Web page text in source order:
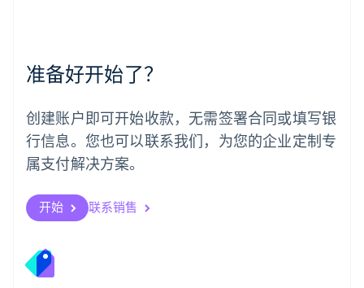
准备好开始了？
创建账户即可开始收款，无需签署合同或填写银
行信息。您也可以联系我们，为您的企业定制专
属支付解决方案。
开始 联系销售
日本
日本語English
SvenskaEnglish
瑞士
DeutschFrançais ItalianoEnglish
塞浦路斯
斯洛伐克
English
English
泰国
ไทย